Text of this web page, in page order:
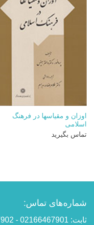
اوزان و مقیاسها در فرهنگ
اسلامی
تماس بگیرید
شماره‌های تماس:
ثابت: 02166467901 - 02166467902